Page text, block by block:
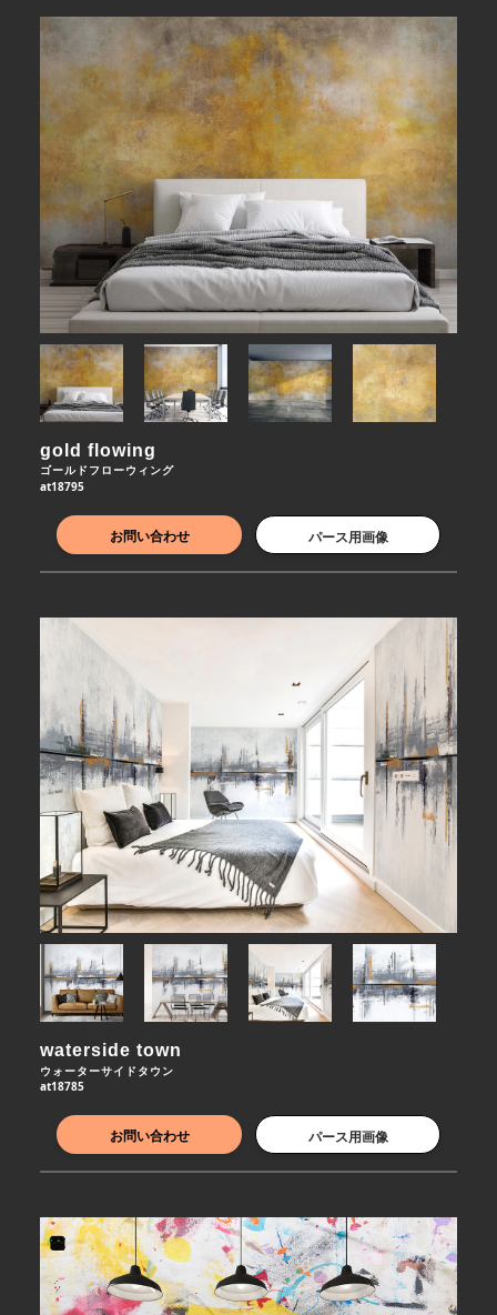
gold flowing
ゴールドフローウィング
at18795
お問い合わせ パース用画像
waterside town
ウォーターサイドタウン
at18785
お問い合わせ パース用画像